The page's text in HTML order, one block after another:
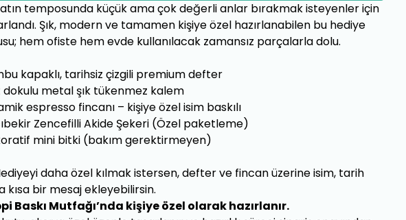
temposunda küçük ama çok değerli anlar bırakmak isteyenler için
Şık, modern ve tamamen kişiye özel hazırlanabilen bu hediye
hem ofiste hem evde kullanılacak zamansız parçalarla dolu.
kapaklı, tarihsiz çizgili premium defter
dokulu metal şık tükenmez kalem
espresso fincanı – kişiye özel isim baskılı
Zencefilli Akide Şekeri (Özel paketleme)
mini bitki (bakım gerektirmeyen)
daha özel kılmak istersen, defter ve fincan üzerine isim, tarih
kısa bir mesaj ekleyebilirsin.
Baskı Mutfağı’nda kişiye özel olarak hazırlanır.